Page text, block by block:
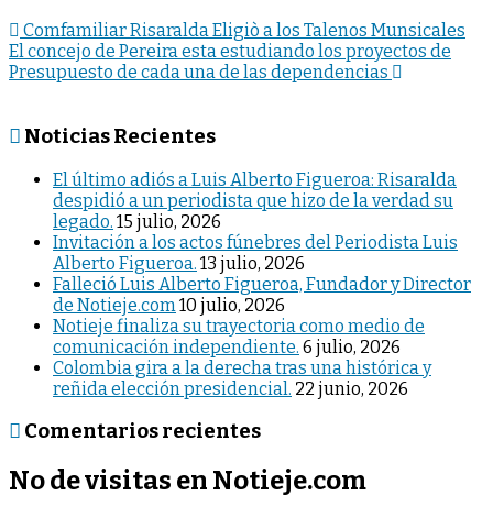
Comfamiliar Risaralda Eligiò a los Talenos Munsicales
El concejo de Pereira esta estudiando los proyectos de
Presupuesto de cada una de las dependencias
Noticias Recientes
El último adiós a Luis Alberto Figueroa: Risaralda
despidió a un periodista que hizo de la verdad su
legado. 15 julio, 2026
Invitación a los actos fúnebres del Periodista Luis
Alberto Figueroa. 13 julio, 2026
Falleció Luis Alberto Figueroa, Fundador y Director
de Notieje.com 10 julio, 2026
Notieje finaliza su trayectoria como medio de
comunicación independiente. 6 julio, 2026
Colombia gira a la derecha tras una histórica y
reñida elección presidencial. 22 junio, 2026
Comentarios recientes
No de visitas en Notieje.com